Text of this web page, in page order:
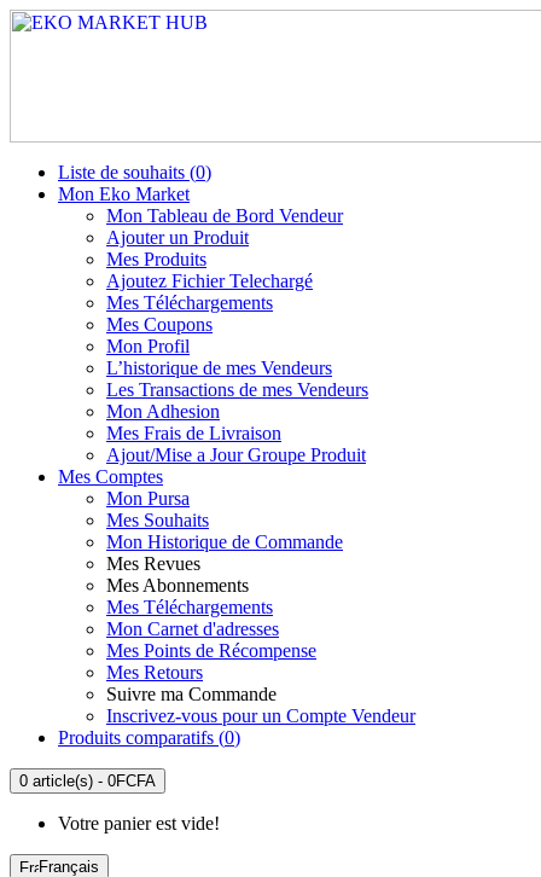
Liste de souhaits (0)
Mon Eko Market
Mon Tableau de Bord Vendeur
Ajouter un Produit
Mes Produits
Ajoutez Fichier Telechargé
Mes Téléchargements
Mes Coupons
Mon Profil
L’historique de mes Vendeurs
Les Transactions de mes Vendeurs
Mon Adhesion
Mes Frais de Livraison
Ajout/Mise a Jour Groupe Produit
Mes Comptes
Mon Pursa
Mes Souhaits
Mon Historique de Commande
Mes Revues
Mes Abonnements
Mes Téléchargements
Mon Carnet d'adresses
Mes Points de Récompense
Mes Retours
Suivre ma Commande
Inscrivez-vous pour un Compte Vendeur
Produits comparatifs (0)
0 article(s) - 0FCFA
Votre panier est vide!
Français